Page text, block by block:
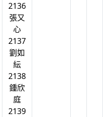
2136
張又
心
2137
劉如
紜
2138
鍾欣
庭
2139